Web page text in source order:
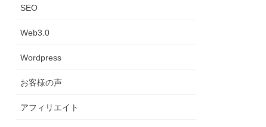
SEO
Web3.0
Wordpress
お客様の声
アフィリエイト